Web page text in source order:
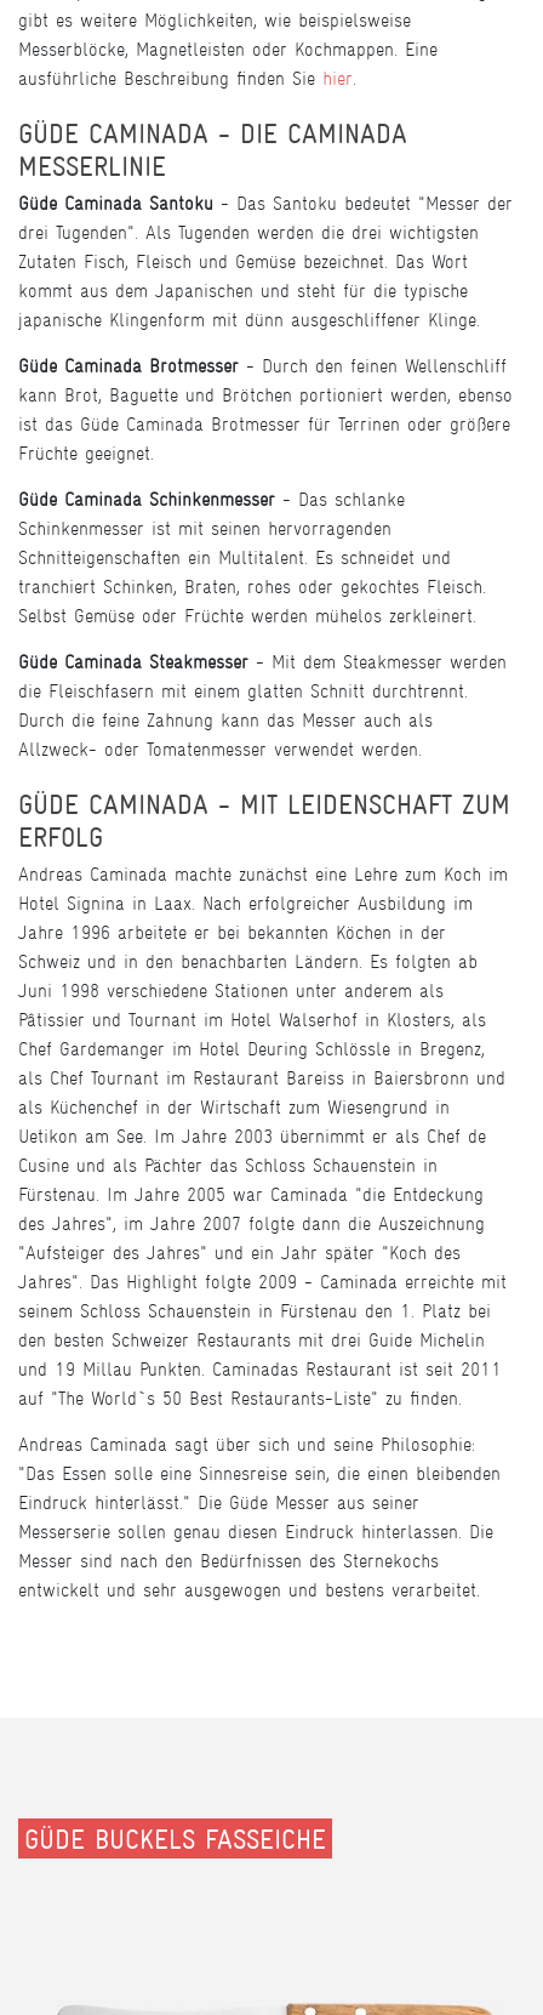
gibt es weitere Möglichkeiten, wie beispielsweise
Messerblöcke, Magnetleisten oder Kochmappen. Eine
ausführliche Beschreibung finden Sie hier.
GÜDE CAMINADA - DIE CAMINADA
MESSERLINIE
Güde Caminada Santoku - Das Santoku bedeutet "Messer der
drei Tugenden". Als Tugenden werden die drei wichtigsten
Zutaten Fisch, Fleisch und Gemüse bezeichnet. Das Wort
kommt aus dem Japanischen und steht für die typische
japanische Klingenform mit dünn ausgeschliffener Klinge.
Güde Caminada Brotmesser - Durch den feinen Wellenschliff
kann Brot, Baguette und Brötchen portioniert werden, ebenso
ist das Güde Caminada Brotmesser für Terrinen oder größere
Früchte geeignet.
Güde Caminada Schinkenmesser - Das schlanke
Schinkenmesser ist mit seinen hervorragenden
Schnitteigenschaften ein Multitalent. Es schneidet und
tranchiert Schinken, Braten, rohes oder gekochtes Fleisch.
Selbst Gemüse oder Früchte werden mühelos zerkleinert.
Güde Caminada Steakmesser - Mit dem Steakmesser werden
die Fleischfasern mit einem glatten Schnitt durchtrennt.
Durch die feine Zahnung kann das Messer auch als
Allzweck- oder Tomatenmesser verwendet werden.
GÜDE CAMINADA - MIT LEIDENSCHAFT ZUM
ERFOLG
Andreas Caminada machte zunächst eine Lehre zum Koch im
Hotel Signina in Laax. Nach erfolgreicher Ausbildung im
Jahre 1996 arbeitete er bei bekannten Köchen in der
Schweiz und in den benachbarten Ländern. Es folgten ab
Juni 1998 verschiedene Stationen unter anderem als
Pâtissier und Tournant im Hotel Walserhof in Klosters, als
Chef Gardemanger im Hotel Deuring Schlössle in Bregenz,
als Chef Tournant im Restaurant Bareiss in Baiersbronn und
als Küchenchef in der Wirtschaft zum Wiesengrund in
Uetikon am See. Im Jahre 2003 übernimmt er als Chef de
Cusine und als Pächter das Schloss Schauenstein in
Fürstenau. Im Jahre 2005 war Caminada "die Entdeckung
des Jahres", im Jahre 2007 folgte dann die Auszeichnung
"Aufsteiger des Jahres" und ein Jahr später "Koch des
Jahres". Das Highlight folgte 2009 - Caminada erreichte mit
seinem Schloss Schauenstein in Fürstenau den 1. Platz bei
den besten Schweizer Restaurants mit drei Guide Michelin
und 19 Millau Punkten. Caminadas Restaurant ist seit 2011
auf "The World`s 50 Best Restaurants-Liste" zu finden.
Andreas Caminada sagt über sich und seine Philosophie:
"Das Essen solle eine Sinnesreise sein, die einen bleibenden
Eindruck hinterlässt." Die Güde Messer aus seiner
Messerserie sollen genau diesen Eindruck hinterlassen. Die
Messer sind nach den Bedürfnissen des Sternekochs
entwickelt und sehr ausgewogen und bestens verarbeitet.
GÜDE BUCKELS FASSEICHE